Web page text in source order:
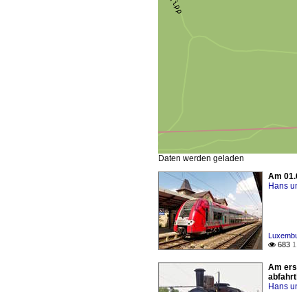
Daten werden geladen
Am
Hans
 683
Am
Hans